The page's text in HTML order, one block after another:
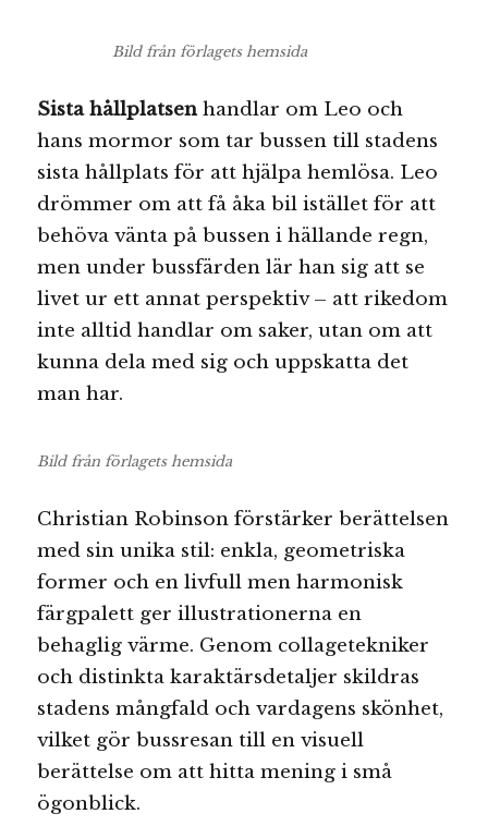
Bild från förlagets hemsida
Sista hållplatsen handlar om Leo och
hans mormor som tar bussen till stadens
sista hållplats för att hjälpa hemlösa. Leo
drömmer om att få åka bil istället för att
behöva vänta på bussen i hällande regn,
men under bussfärden lär han sig att se
livet ur ett annat perspektiv – att rikedom
inte alltid handlar om saker, utan om att
kunna dela med sig och uppskatta det
man har.
Bild från förlagets hemsida
Christian Robinson förstärker berättelsen
med sin unika stil: enkla, geometriska
former och en livfull men harmonisk
färgpalett ger illustrationerna en
behaglig värme. Genom collagetekniker
och distinkta karaktärsdetaljer skildras
stadens mångfald och vardagens skönhet,
vilket gör bussresan till en visuell
berättelse om att hitta mening i små
ögonblick.